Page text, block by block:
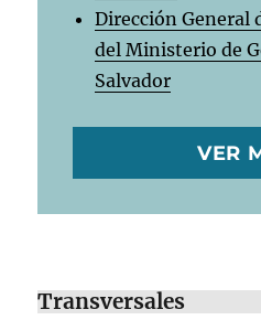
Dirección General
del Ministerio de
Salvador
VER
Transversales